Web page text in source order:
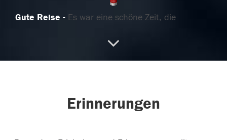
Gute Reise
Es war eine schöne Zeit, die
her..Letzter Gruss W.Vogler
21.05.2025
Ruhe in Frieden Heidi Frau
Erinnerungen